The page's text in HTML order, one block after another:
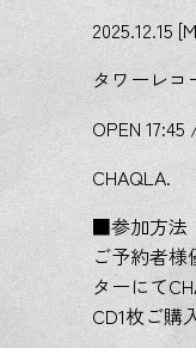
2025.12.15
タワーレコ
OPEN 17:45
CHAQLA.
■参加方法
ご予約者
ターにて
CD1枚ご購